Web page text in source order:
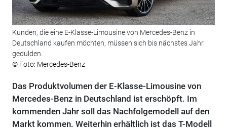
Kunden, die eine E-Klasse-Limousine von Mercedes-Benz in
Deutschland kaufen möchten, müssen sich bis nächstes Jahr
gedulden.
© Foto: Mercedes-Benz
Das Produktvolumen der E-Klasse-Limousine von
Mercedes-Benz in Deutschland ist erschöpft. Im
kommenden Jahr soll das Nachfolgemodell auf den
Markt kommen. Weiterhin erhältlich ist das T-Modell